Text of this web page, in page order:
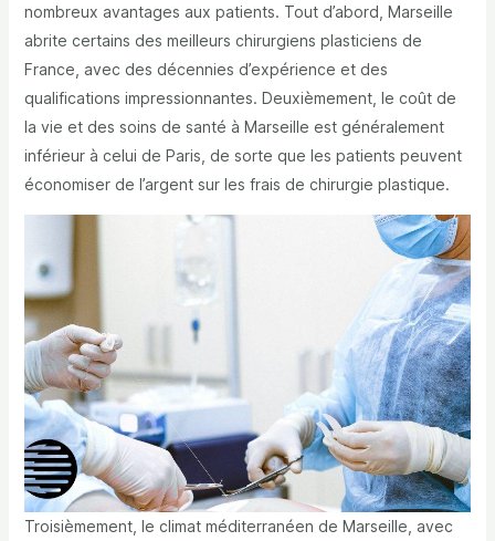
nombreux avantages aux patients. Tout d’abord, Marseille
abrite certains des meilleurs chirurgiens plasticiens de
France, avec des décennies d’expérience et des
qualifications impressionnantes. Deuxièmement, le coût de
la vie et des soins de santé à Marseille est généralement
inférieur à celui de Paris, de sorte que les patients peuvent
économiser de l’argent sur les frais de chirurgie plastique.
Troisièmement, le climat méditerranéen de Marseille, avec